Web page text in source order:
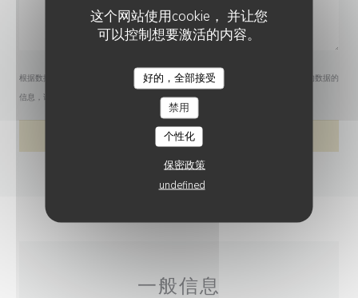
这个网站使用cookie， 并让您
可以控制想要激活的内容。
好的，全部接受
禁用
个性化
保密政策
undefined
根据数据保护法规，您有权拒绝接收营销电话。如需了解更多关于我们如何处理您的数据的
信息，请查看我们的
一般信息
Ô2B BISTRÔBOUL’